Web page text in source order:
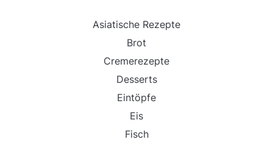
Asiatische Rezepte
Brot
Cremerezepte
Desserts
Eintöpfe
Eis
Fisch